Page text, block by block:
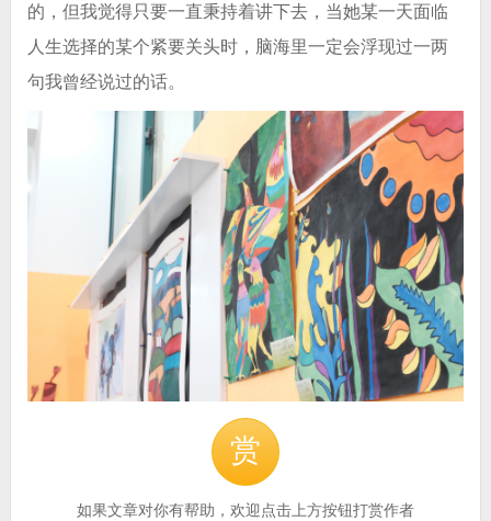
的，但我觉得只要一直秉持着讲下去，当她某一天面临
人生选择的某个紧要关头时，脑海里一定会浮现过一两
句我曾经说过的话。
赏
如果文章对你有帮助，欢迎点击上方按钮打赏作者